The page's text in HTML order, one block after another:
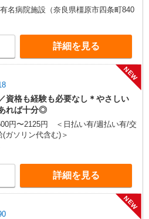
名病院施設（奈良県橿原市四条町840
詳細を見る
NEW
資格も経験も必要なし＊やさしい
れば十分◎
円〜2125円 ＜日払い有/週払い有/交
(ガソリン代含む)＞
詳細を見る
NEW